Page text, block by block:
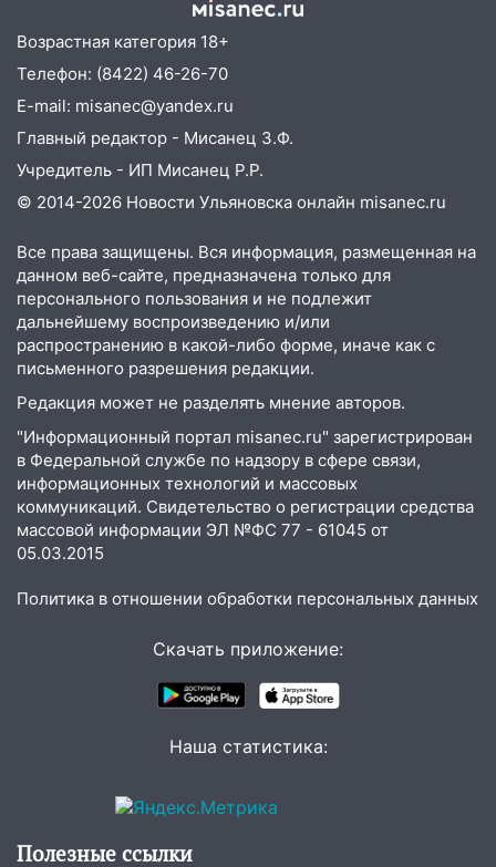
Директора ульяновской
«Нефтяной топливной компании» будут
судить за неуплату 48,4 млн рублей
налогов
09:28 Дети на дорогах: пострадали
велосипедисты, мотоциклисты и
пешеходы. Обзор крупных аварий в
Ульяновской области
08:30 Поджог со свечой, 16 сгоревших
домов и выстрел за водку
07:50 Какая погоды будет днем 8
августа
06:45
Императорский мост в
Ульяновске останется закрытым до
утра 10 августа
05:18 Судьба готовит сюрприз: гороскоп
на 8 августа — кому повезет с
деньгами, а кого ждет неожиданная
встреча
04:47
В Ульяновской области объявили
ракетную опасность: звучат сирены
07.08.2026
Ульяновские аграрии смогут
купить тракторы с отсрочкой платежа
состоялось торжественное
мероприятие, приуроченное к
Возрастная категория 18+
Телефон: (8422) 46-26-70
E-mail: misanec@yandex.ru
Главный редактор - Мисанец З.Ф.
Учредитель - ИП Мисанец Р.Р.
© 2014-2026 Новости Ульяновска онлайн misanec.ru
Все права защищены. Вся информация, размещенная на
данном веб-сайте, предназначена только для
персонального пользования и не подлежит
дальнейшему воспроизведению и/или
распространению в какой-либо форме, иначе как с
письменного разрешения редакции.
Редакция может не разделять мнение авторов.
"Информационный портал misanec.ru" зарегистрирован
в Федеральной службе по надзору в сфере связи,
информационных технологий и массовых
коммуникаций. Свидетельство о регистрации средства
массовой информации ЭЛ №ФС 77 - 61045 от
05.03.2015
Политика в отношении обработки персональных данных
Скачать приложение:
Наша статистика:
Полезные ссылки